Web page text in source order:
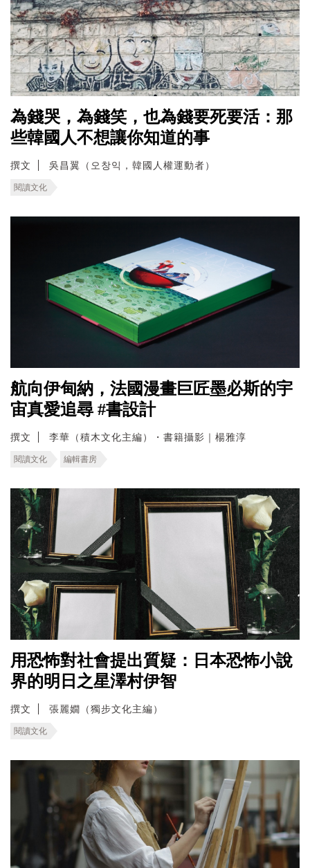
為錢哭，為錢笑，也為錢要死要活：那
些韓國人不想讓你知道的事
撰文 吳昌翼（오창익，韓國人權運動者）
閱讀文化
航向伊甸納，法國漫畫巨匠墨必斯的宇
宙真愛追尋 #書設計
撰文 李華（積木文化主編）・書籍攝影｜楊雅淳
閱讀文化 編輯書房
用恐怖對社會提出質疑：日本恐怖小說
界的明日之星澤村伊智
撰文 張麗嫺（獨步文化主編）
閱讀文化